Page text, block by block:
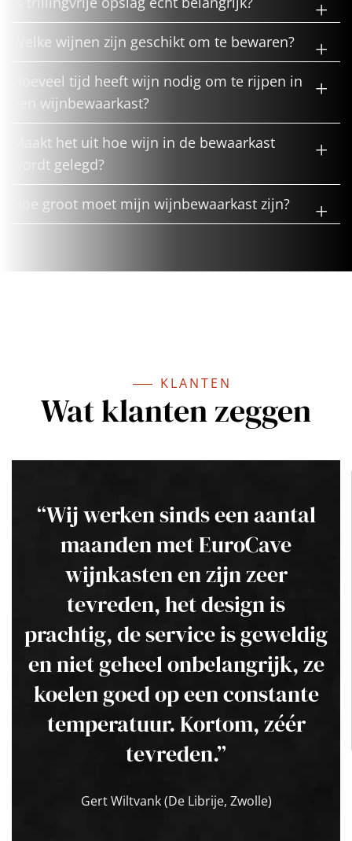
Welke wijnen zijn geschikt om te bewaren?
Hoeveel tijd heeft wijn nodig om te rijpen in
een wijnbewaarkast?
Maakt het uit hoe wijn in de bewaarkast
wordt gelegd?
Hoe groot moet mijn wijnbewaarkast zijn?
KLANTEN
Wat klanten zeggen
“Wij werken sinds een aantal
maanden met EuroCave
wijnkasten en zijn zeer
tevreden, het design is
prachtig, de service is geweldig
en niet geheel onbelangrijk, ze
koelen goed op een constante
temperatuur. Kortom, zéér
tevreden.”
Gert Wiltvank (De Librije, Zwolle)